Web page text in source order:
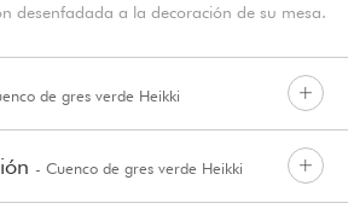
desenfadada a la decoración de su mesa.
de gres verde Heikki
- Cuenco de gres verde Heikki